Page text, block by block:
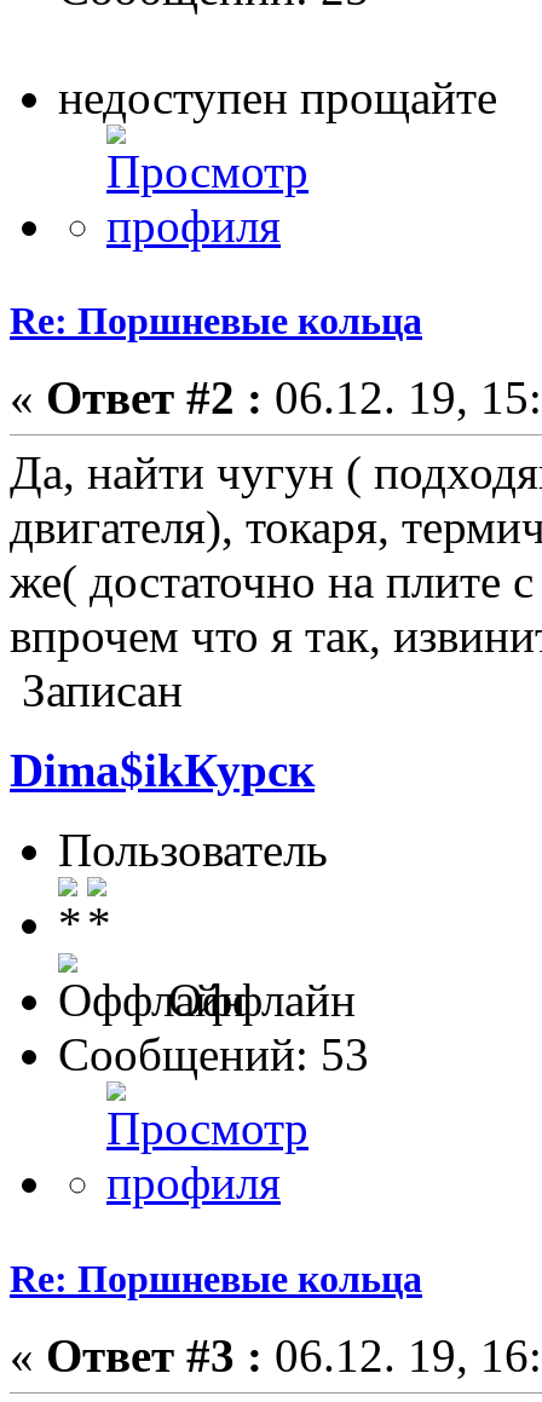
недоступен прощайте
Re: Поршневые кольца
« Ответ #2 : 06.12. 19,
Да, найти чугун (
двигателя), токаря,
же( достаточно на плите
впрочем что я так,
Записан
Dima$ikКурск
Пользователь
Оффлайн
Сообщений: 53
Re: Поршневые кольца
« Ответ #3 : 06.12. 19,